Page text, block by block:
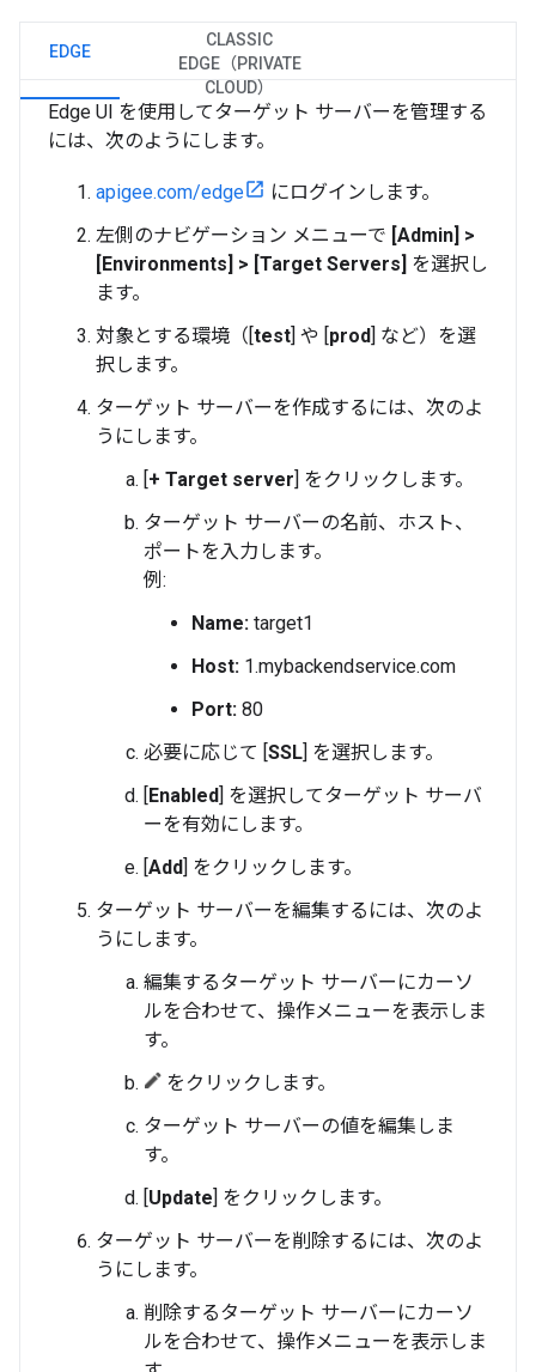
EDGE
CLASSIC
EDGE（PRIVATE
CLOUD）
Edge UI を使用してターゲット サーバーを管理する
には、次のようにします。
apigee.com/edge
にログインします。
左側のナビゲーション メニューで [Admin] >
[Environments] > [Target Servers] を選択し
ます。
対象とする環境（[test] や [prod] など）を選
択します。
ターゲット サーバーを作成するには、次のよ
うにします。
[+ Target server] をクリックします。
ターゲット サーバーの名前、ホスト、
ポートを入力します。
例:
Name: target1
Host: 1.mybackendservice.com
Port: 80
必要に応じて [SSL] を選択します。
[Enabled] を選択してターゲット サーバ
ーを有効にします。
[Add] をクリックします。
ターゲット サーバーを編集するには、次のよ
うにします。
編集するターゲット サーバーにカーソ
ルを合わせて、操作メニューを表示しま
す。
をクリックします。
ターゲット サーバーの値を編集しま
す。
[Update] をクリックします。
ターゲット サーバーを削除するには、次のよ
うにします。
削除するターゲット サーバーにカーソ
ルを合わせて、操作メニューを表示しま